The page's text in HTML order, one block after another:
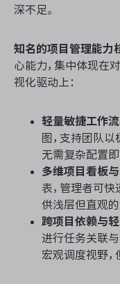
深不足。
知名的项目管理能力
心能力，集中体现在
视化驱动上：
轻量敏捷工作
图，支持团队
无需复杂配置
多维项目看板
表，管理者可
供浅层但直观的
跨项目依赖与
进行任务关联
宏观调度视野，